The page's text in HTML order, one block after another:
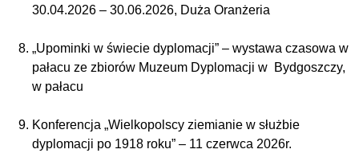
30.04.2026 – 30.06.2026, Duża Oranżeria
„Upominki w świecie dyplomacji” – wystawa czasowa w
pałacu ze zbiorów Muzeum Dyplomacji w Bydgoszczy,
w pałacu
Konferencja „Wielkopolscy ziemianie w służbie
dyplomacji po 1918 roku” – 11 czerwca 2026r.